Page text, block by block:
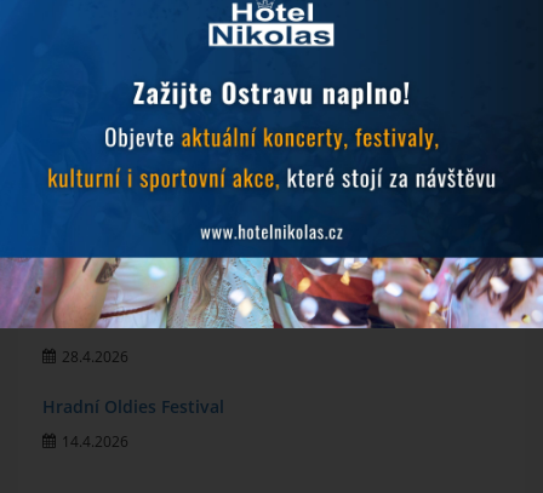
Prodlužujeme snídaně během hudebních festivalů
10.6.2026
13.5.2026
Zlatá tretra 2026
28.4.2026
Hradní Oldies Festival
14.4.2026